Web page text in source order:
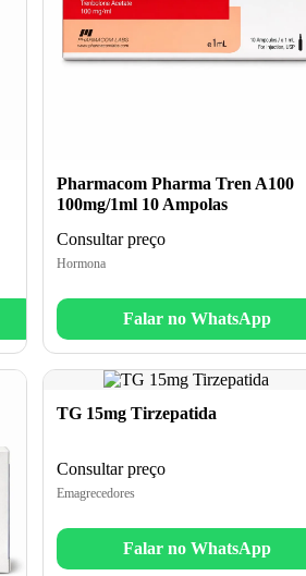
Pharmacom Pharma Tren A100
100mg/1ml 10 Ampolas
Consultar preço
Hormona
Falar no WhatsApp
TG 15mg Tirzepatida
Consultar preço
Emagrecedores
Falar no WhatsApp